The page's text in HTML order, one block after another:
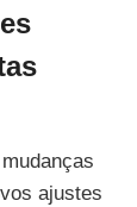
ajustes